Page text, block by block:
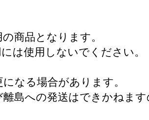
商品となります。
は使用しないでください。
なる場合があります。
島への発送はできかねます